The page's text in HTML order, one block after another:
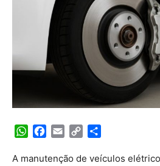
WhatsApp
Facebook
Email Copy
A manutenção de veículos